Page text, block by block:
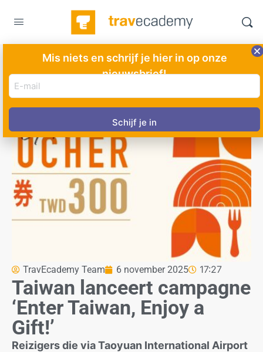
TravEcademy Team 6 november 2025 17:27
Taiwan lanceert campagne
‘Enter Taiwan, Enjoy a
Gift!’
Reizigers die via Taoyuan International Airport
Mis niets en schrijf je hier in op onze
nieuwsbrief!
E-
mail
adres